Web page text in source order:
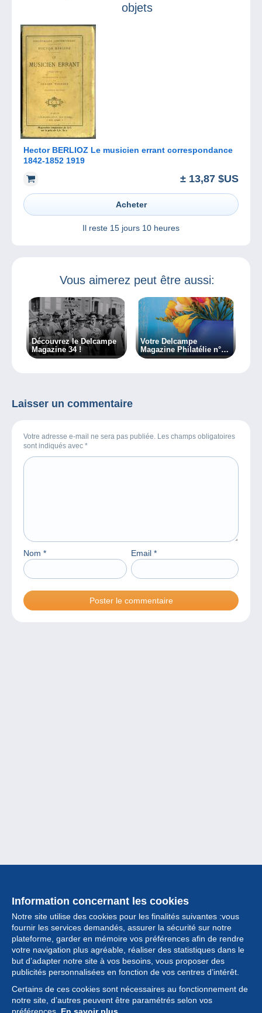
objets
Hector BERLIOZ Le musicien errant correspondance
1842-1852 1919
± 13,87 $US
Acheter
Il reste 15 jours 10 heures
Vous aimerez peut être aussi:
Découvrez le Delcampe
Magazine 34 !
Votre Delcampe
Magazine Philatélie n°40
est arrivé !
Laisser un commentaire
Votre adresse e-mail ne sera pas publiée. Les champs obligatoires
sont indiqués avec *
Nom * Email *
Information concernant les cookies
Notre site utilise des cookies pour les finalités suivantes :vous
fournir les services demandés, assurer la sécurité sur notre
plateforme, garder en mémoire vos préférences afin de rendre
votre navigation plus agréable, réaliser des statistiques dans le
but d’adapter notre site à vos besoins, vous proposer des
publicités personnalisées en fonction de vos centres d’intérêt.
Certains de ces cookies sont nécessaires au fonctionnement de
notre site, d’autres peuvent être paramétrés selon vos
Collection
Actualités